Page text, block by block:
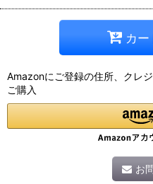
カー
Amazonにご登録の住所、クレ
ご購入
お